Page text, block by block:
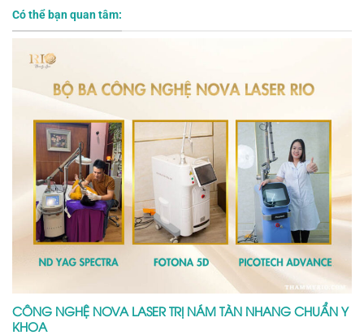
Có thể bạn quan tâm:
CÔNG NGHỆ NOVA LASER TRỊ NÁM TÀN NHANG CHUẨN Y
KHOA